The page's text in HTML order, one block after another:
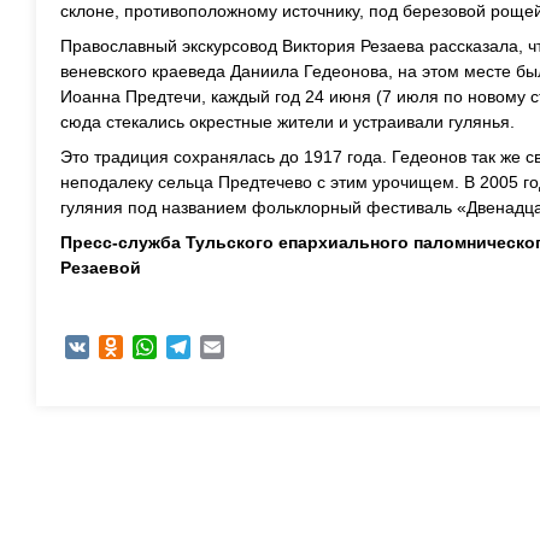
склоне, противоположному источнику, под березовой
Православный экскурсовод Виктория Резаева рассказала,
веневского краеведа Даниила Гедеонова, на этом месте
Иоанна Предтечи, каждый год 24 июня (7 июля по новому
сюда стекались окрестные жители и устраивали гулянья.
Это традиция сохранялась до 1917 года. Гедеонов так же
неподалеку сельца Предтечево с этим урочищем. В 2005
гуляния под названием фольклорный фестиваль
Пресс-служба Тульского епархиального
Резаевой
VK Odnoklassniki
WhatsAppTelegram